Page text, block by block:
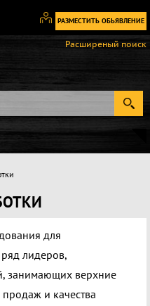
РАЗМЕСТИТЬ ОБЬЯВЛЕНИЕ
Вход
Регистрация
Расширеный поиск
для
лидеров,
занимающих верхние
и качества